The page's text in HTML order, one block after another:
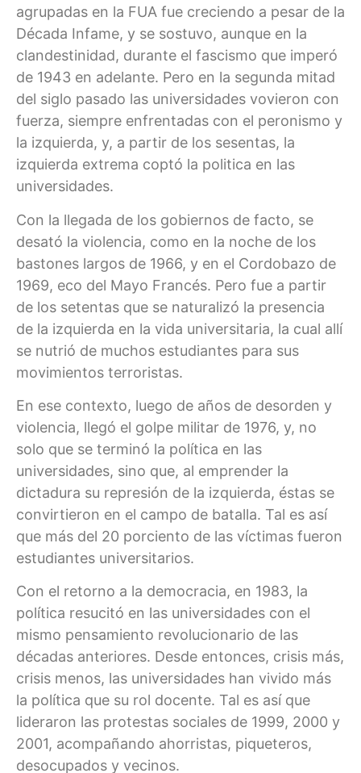
agrupadas en la FUA fue creciendo a pesar de la
Década Infame, y se sostuvo, aunque en la
clandestinidad, durante el fascismo que imperó
de 1943 en adelante. Pero en la segunda mitad
del siglo pasado las universidades vovieron con
fuerza, siempre enfrentadas con el peronismo y
la izquierda, y, a partir de los sesentas, la
izquierda extrema coptó la politica en las
universidades.
Con la llegada de los gobiernos de facto, se
desató la violencia, como en la noche de los
bastones largos de 1966, y en el Cordobazo de
1969, eco del Mayo Francés. Pero fue a partir
de los setentas que se naturalizó la presencia
de la izquierda en la vida universitaria, la cual allí
se nutrió de muchos estudiantes para sus
movimientos terroristas.
En ese contexto, luego de años de desorden y
violencia, llegó el golpe militar de 1976, y, no
solo que se terminó la política en las
universidades, sino que, al emprender la
dictadura su represión de la izquierda, éstas se
convirtieron en el campo de batalla. Tal es así
que más del 20 porciento de las víctimas fueron
estudiantes universitarios.
Con el retorno a la democracia, en 1983, la
política resucitó en las universidades con el
mismo pensamiento revolucionario de las
décadas anteriores. Desde entonces, crisis más,
crisis menos, las universidades han vivido más
la política que su rol docente. Tal es así que
lideraron las protestas sociales de 1999, 2000 y
2001, acompañando ahorristas, piqueteros,
desocupados y vecinos.